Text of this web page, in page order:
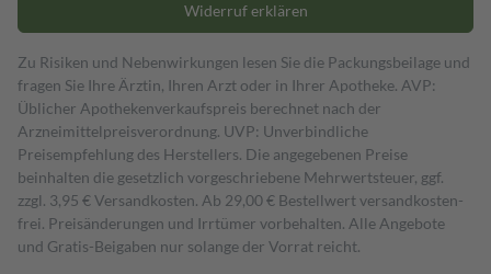
Widerruf erklären
Zu Risiken und Nebenwirkungen lesen Sie die Packungsbeilage und
fragen Sie Ihre Ärztin, Ihren Arzt oder in Ihrer Apotheke. AVP:
Üblicher Apothekenverkaufspreis berechnet nach der
Arzneimittelpreisverordnung. UVP: Unverbindliche
Preisempfehlung des Herstellers. Die angegebenen Preise
beinhalten die gesetzlich vorgeschriebene Mehrwertsteuer, ggf.
zzgl. 3,95 € Versandkosten. Ab 29,00 € Bestell­wert versand­kosten­
frei. Preisänderungen und Irrtümer vorbehalten. Alle Angebote
und Gratis-Beigaben nur solange der Vorrat reicht.